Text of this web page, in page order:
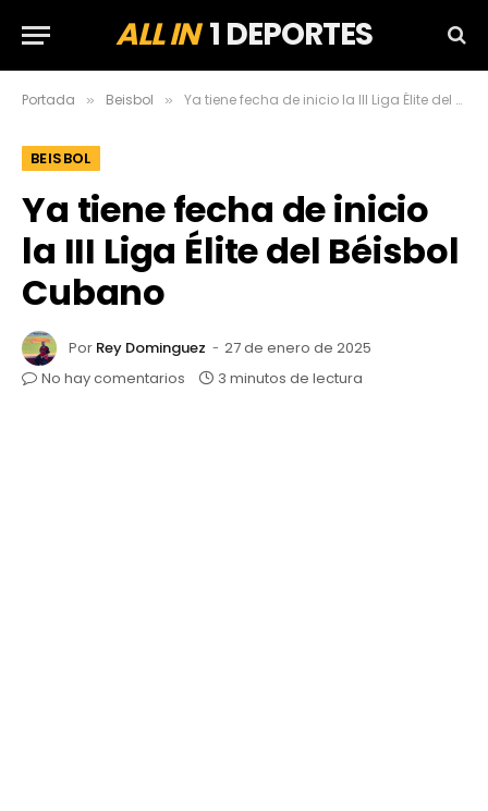
ALL IN1 DEPORTES
Portada » Beisbol » Ya tiene fecha de inicio la III Liga Élite del Béisbol Cubano
BEISBOL
Ya tiene fecha de inicio
la III Liga Élite del Béisbol
Cubano
Por Rey Dominguez
27 de enero de 2025
No hay comentarios
3 minutos de lectura